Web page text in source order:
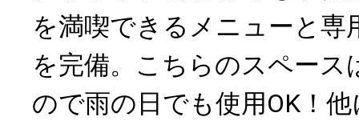
を満喫できるメニューと専
を完備。こちらのスペース
ので雨の日でも使用OK！